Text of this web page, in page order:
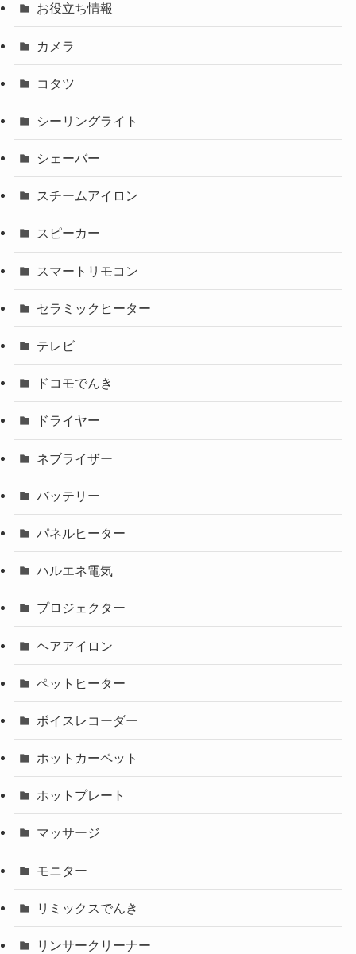
お役立ち情報
カメラ
コタツ
シーリングライト
シェーバー
スチームアイロン
スピーカー
スマートリモコン
セラミックヒーター
テレビ
ドコモでんき
ドライヤー
ネブライザー
バッテリー
パネルヒーター
ハルエネ電気
プロジェクター
ヘアアイロン
ペットヒーター
ボイスレコーダー
ホットカーペット
ホットプレート
マッサージ
モニター
リミックスでんき
リンサークリーナー